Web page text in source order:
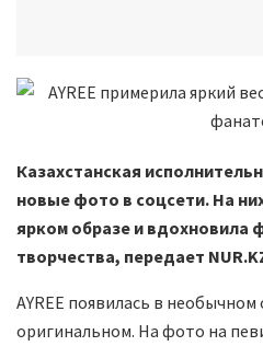
Казахстанская
новые фото в соцсети. На
ярком образе и вдохновила
творчества, передает
AYREE появилась в
оригинальном. На фото на